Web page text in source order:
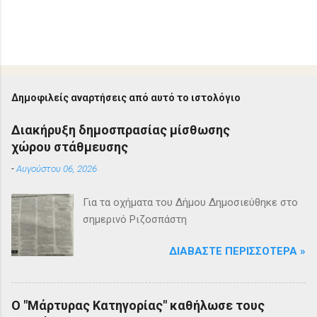
Δημοφιλείς αναρτήσεις από αυτό το ιστολόγιο
Διακήρυξη δημοσπρασίας μίσθωσης
χώρου στάθμευσης
-Αυγούστου 06, 2026
Για τα οχήματα του Δήμου Δημοσιεύθηκε στο
σημερινό Ριζοσπάστη
ΔΙΑΒΆΣΤΕ ΠΕΡΙΣΣΌΤΕΡΑ »
Ο "Μάρτυρας Κατηγορίας" καθήλωσε τους